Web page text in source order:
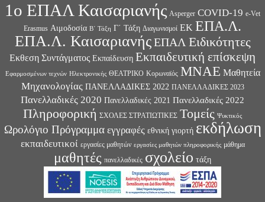
1ο ΕΠΑΛ Καισαριανής Asperger COVID-19 e-Vet
Erasmus Αιμοδοσία Β΄ Τάξη Γ΄ Τάξη Διαγωνισμοί ΕΚ ΕΠΑ.Λ.
ΕΠΑ.Λ. Καισαριανής ΕΠΑΛ Ειδικότητες
Εκθεση Συντάγματος Εκπαίδευση Εκπαιδευτική επίσκεψη
Εφαρμοσμένων τεχνών Ηλεκτρονικής ΘΕΑΤΡΙΚΟ Κορωναϊός ΜΝΑΕ Μαθητεία
Μηχανολογίας ΠΑΝΕΛΛΑΔΙΚΕΣ 2022 ΠΑΝΕΛΛΑΔΙΚΕΣ 2023
Πανελλαδικές 2020 Πανελλαδικές 2021 Πανελλαδικές 2022
Πληροφορική ΣΧΟΛΕΣ ΣΤΡΑΤΙΩΤΙΚΕΣ Τομείς Ψυκτικός
Ωρολόγιο Πρόγραμμα εγγραφές εθνική γιορτή εκδήλωση
εκπαιδευτικοί εργασίες μαθητών εργασίες μαθητών πληροφορικής μάθημα
μαθητές πανελλαδικές σχολείο τάξη